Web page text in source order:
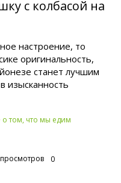
с колбасой на
настроение, то
оригинальность,
станет лучшим
изысканность
о том, что мы едим
0